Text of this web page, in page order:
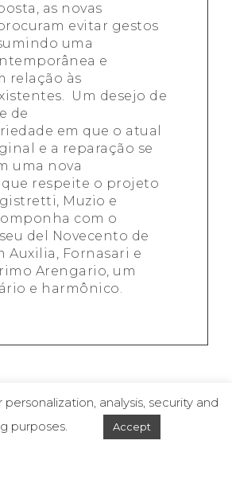
as novas
evitar gestos
uma
e
relação às
Um desejo de
de
em que o atual
e a reparação se
uma nova
respeite o projeto
Muzio e
com o
del Novecento de
Auxilia, Fornasari e
Arengario, um
e harmônico.
analysis, security and
purposes.
Accept